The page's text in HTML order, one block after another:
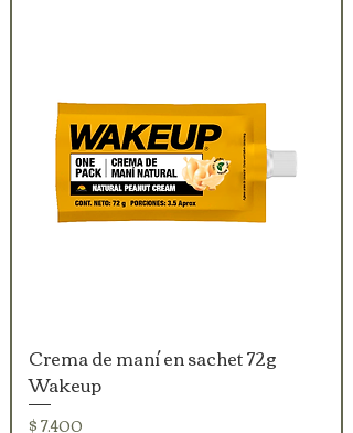
Crema de maní en sachet 72g
Wakeup
Precio
$ 7.400